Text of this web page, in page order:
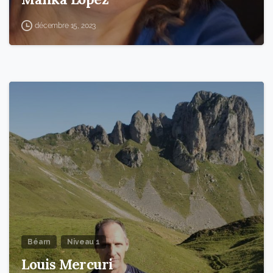
décembre 15, 2023
15
Béarn Niveau 1
Louis Mercuri